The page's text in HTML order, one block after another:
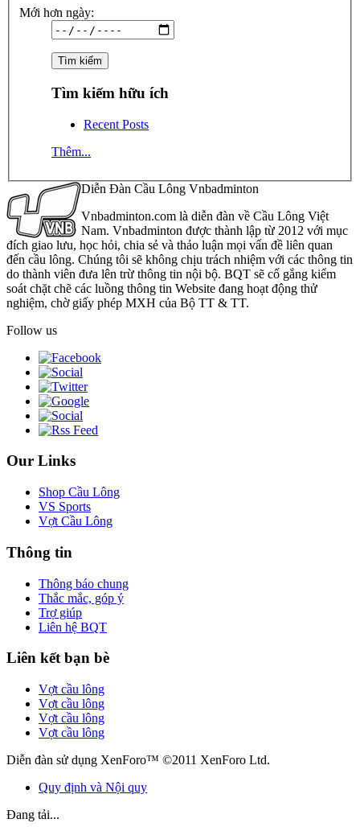
Mới hơn ngày:
Tìm kiếm hữu ích
Recent Posts
Thêm...
Diễn Đàn Cầu Lông Vnbadminton
Vnbadminton.com là diễn đàn về Cầu Lông Việt
Nam. Vnbadminton được thành lập từ 2012 với mục
đích giao lưu, học hỏi, chia sẻ và thảo luận mọi vấn đề liên quan
đến cầu lông. Chúng tôi sẽ không chịu trách nhiệm với các thông tin
do thành viên đưa lên trừ thông tin nội bộ. BQT sẽ cố gắng kiểm
soát chặt chẽ các luồng thông tin Website đang hoạt động thử
nghiệm, chờ giấy phép MXH của Bộ TT & TT.
Follow us
Our Links
Shop Cầu Lông
VS Sports
Vợt Cầu Lông
Thông tin
Thông báo chung
Thắc mắc, góp ý
Trợ giúp
Liên hệ BQT
Liên kết bạn bè
Vợt cầu lông
Vợt cầu lông
Vợt cầu lông
Vợt cầu lông
Diễn đàn sử dụng XenForo™ ©2011 XenForo Ltd.
Quy định và Nội quy
Đang tải...